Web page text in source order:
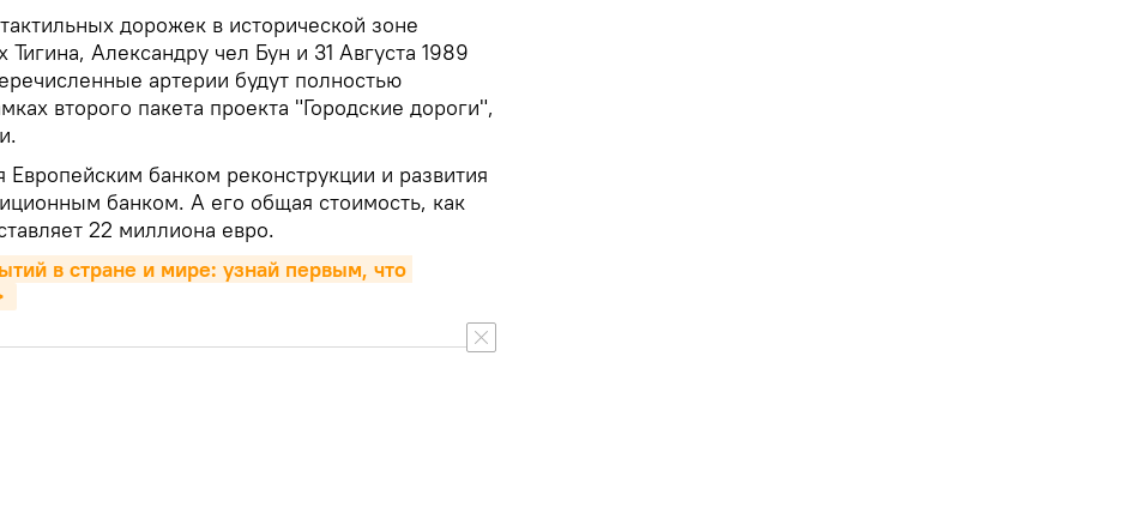
дорожек в исторической зоне
Тигина, Александру чел Бун и 31 Августа 1989
артерии будут полностью
второго пакета проекта "Городские дороги",
Европейским банком реконструкции и развития
банком. А его общая стоимость, как
22 миллиона евро.
в стране и мире: узнай первым, что